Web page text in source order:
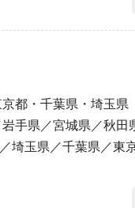
都・千葉県・埼玉
手県／宮城県／秋田
埼玉県／千葉県／東